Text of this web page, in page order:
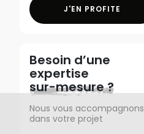
J'EN PROFITE
Besoin d’une
expertise
sur-mesure ?
Nous vous accompagnons
dans votre projet